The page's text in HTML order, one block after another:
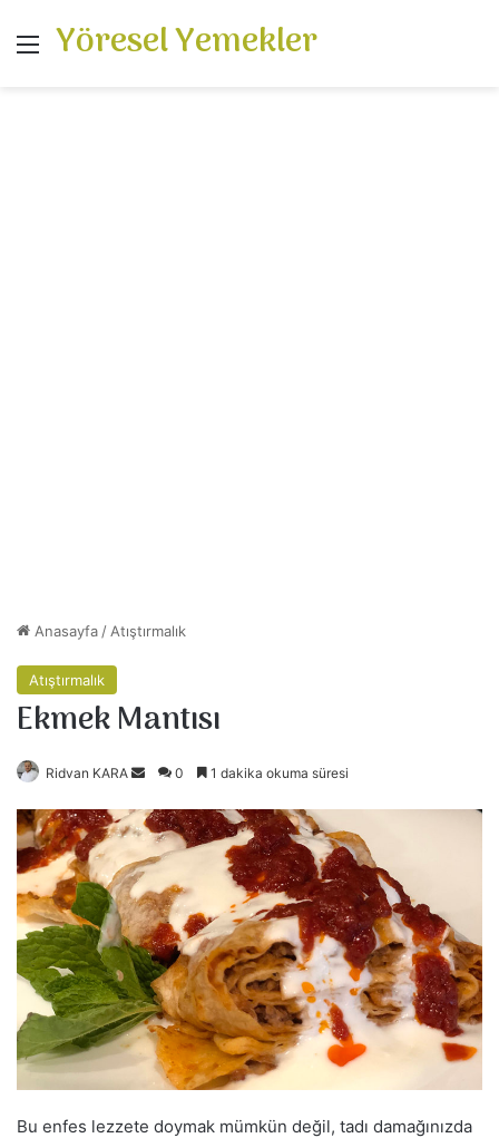
Menü
Yöresel Yemekler
Anasayfa / Atıştırmalık
Atıştırmalık
Ekmek Mantısı
Ridvan KARA
r
e
p
o
s
t
a
g
n
d
0 1 dakika okuma süresi
Bu enfes lezzete doymak mümkün değil, tadı damağınızda